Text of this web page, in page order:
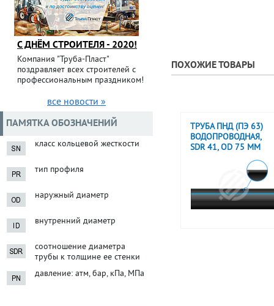
ПОХОЖИЕ ТОВАРЫ
ТРУБА ПНД (ПЭ 63)
ВОДОПРОВОДНАЯ,
SDR 41, OD 75 ММ
С ДНЁМ СТРОИТЕЛЯ - 2020!
Компания "Труба-Пласт"
поздравляет всех строителей с
профессиональным праздником!
все новости »
ПАМЯТКА ОБОЗНАЧЕНИЙ
класс кольцевой жесткости
тип профиля
наружный диаметр
внутренний диаметр
соотношение диаметра
трубы к толщине ее стенки
давление: атм, бар, кПа, МПа